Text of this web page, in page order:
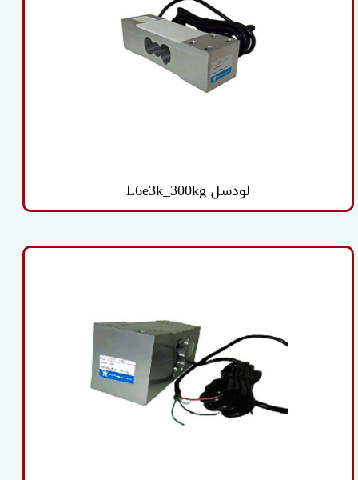
لودسل L6e3k_300kg